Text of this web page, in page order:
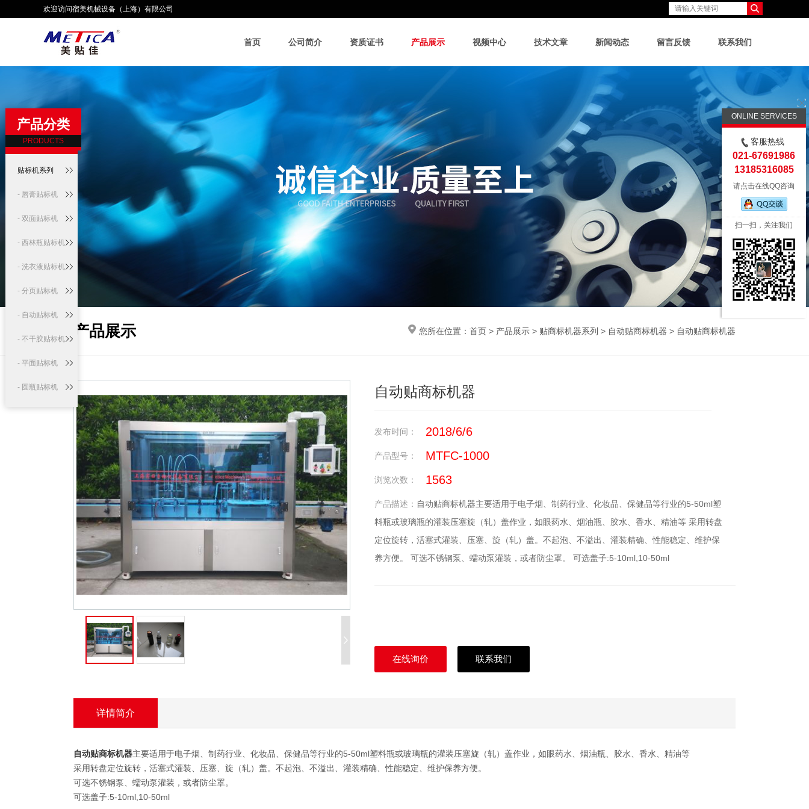
欢迎访问宿美机械设备（上海）有限公司
首页 公司简介 资质证书 产品展示 视频中心 技术文章 新闻动态 留言反馈 联系我们
产品分类
PRODUCTS
贴标机系列
- 唇膏贴标机
- 双面贴标机
- 西林瓶贴标机
- 洗衣液贴标机
- 分页贴标机
- 自动贴标机
- 不干胶贴标机
- 平面贴标机
- 圆瓶贴标机
产品展示 您所在位置： 首页 > 产品展示 > 贴商标机器系列 > 自动贴商标机器 > 自动贴商标机器
自动贴商标机器
发布时间： 2018/6/6
产品型号： MTFC-1000
浏览次数： 1563
产品描述： 自动贴商标机器主要适用于电子烟、制药行业、化妆品、保健品等行业的5-50ml塑
料瓶或玻璃瓶的灌装压塞旋（轧）盖作业，如眼药水、烟油瓶、胶水、香水、精油等 采用转盘
定位旋转，活塞式灌装、压塞、旋（轧）盖。不起泡、不溢出、灌装精确、性能稳定、维护保
养方便。 可选不锈钢泵、蠕动泵灌装，或者防尘罩。 可选盖子:5-10ml,10-50ml
在线询价 联系我们
详情简介
自动贴商标机器主要适用于电子烟、制药行业、化妆品、保健品等行业的5-50ml塑料瓶或玻璃瓶的灌装压塞旋（轧）盖作业，如眼药水、烟油瓶、胶水、香水、精油等
采用转盘定位旋转，活塞式灌装、压塞、旋（轧）盖。不起泡、不溢出、灌装精确、性能稳定、维护保养方便。
可选不锈钢泵、蠕动泵灌装，或者防尘罩。
可选盖子:5-10ml,10-50ml
ONLINE SERVICES
客服热线
021-67691986
13185316085
请点击在线QQ咨询
扫一扫，关注我们